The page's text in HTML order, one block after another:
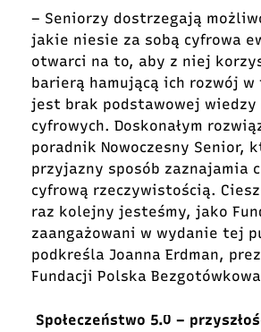
– Seniorzy dostrzegają
jakie niesie za sobą cyfrowa
otwarci na to, aby z niej
barierą hamującą ich rozwój
jest brak podstawowej
cyfrowych. Doskonałym
poradnik Nowoczesny Senior,
przyjazny sposób zaznajamia
cyfrową rzeczywistością.
raz kolejny jesteśmy, jako
zaangażowani w wydanie tej
podkreśla Joanna Erdman,
Fundacji Polska
Społeczeństwo 5.0 –